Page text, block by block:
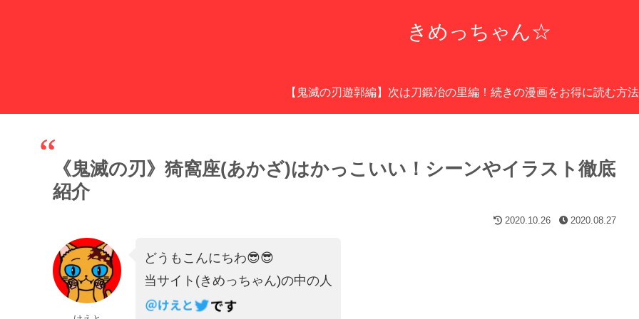
きめっちゃん☆
【鬼滅の刃遊郭編】次は刀鍛冶の里編！続きの漫画をお得に読む方
《鬼滅の刃》猗窩座(あかざ)はかっこいい！シーンやイラスト徹底
紹介
2020.10.26 2020.08.27
どうもこんにちわ😎😎
当サイト(きめっちゃん)の中の人